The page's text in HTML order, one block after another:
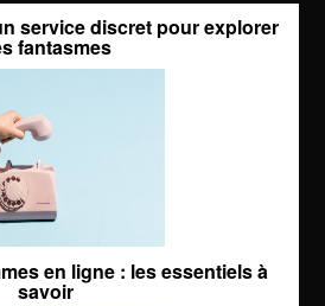
service discret pour explorer
fantasmes
en ligne : les essentiels à
savoir